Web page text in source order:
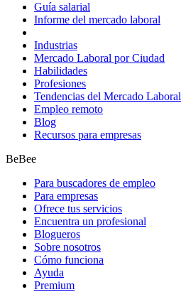
Guía salarial
Informe del mercado laboral
Industrias
Mercado Laboral por Ciudad
Habilidades
Profesiones
Tendencias del Mercado Laboral
Empleo remoto
Blog
Recursos para empresas
BeBee
Para buscadores de empleo
Para empresas
Ofrece tus servicios
Encuentra un profesional
Blogueros
Sobre nosotros
Cómo funciona
Ayuda
Premium